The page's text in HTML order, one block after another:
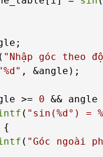
( "Nhập góc theo
, &angle);
>= 0 && angle
( "sin(%d°) =
{
( "Góc ngoài